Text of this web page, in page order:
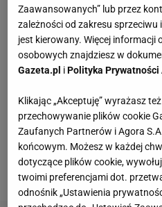
zapewniając sobie
pieniężna w wysokości 3
zawodnicy
z Radomia
miejscu uplasowała się
wysokości tysiąca zł.
upominki i pamiątkowe
Michał Plenkiewicz,
mistrzostw.
Zaawansowanych” lub przez
zależności od zakresu
jest kierowany. Więcej informacji
osobowych znajdziesz w
Gazeta.pl iPolityka Prywatności
Klikając „Akceptuję” wyrażasz
przechowywanie plików cookie
Zaufanych Partnerów i Agora
końcowym. Możesz w każdej
dotyczące plików cookie,
twoimi preferencjami dot.
odnośnik „Ustawienia